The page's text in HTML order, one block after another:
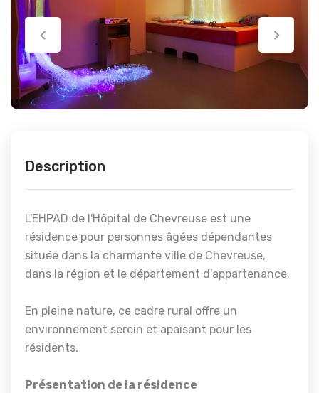
Description
L'EHPAD de l'Hôpital de Chevreuse est une
résidence pour personnes âgées dépendantes
située dans la charmante ville de Chevreuse,
dans la région et le département d'appartenance.
En pleine nature, ce cadre rural offre un
environnement serein et apaisant pour les
résidents.
Présentation de la résidence